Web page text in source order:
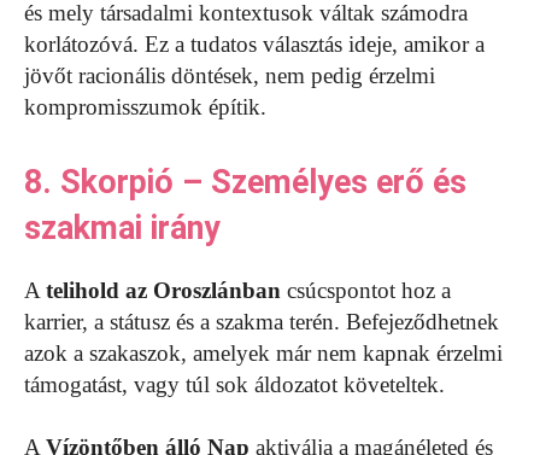
és mely társadalmi kontextusok váltak számodra
korlátozóvá. Ez a tudatos választás ideje, amikor a
jövőt racionális döntések, nem pedig érzelmi
kompromisszumok építik.
8. Skorpió – Személyes erő és
szakmai irány
A telihold az Oroszlánban csúcspontot hoz a
karrier, a státusz és a szakma terén. Befejeződhetnek
azok a szakaszok, amelyek már nem kapnak érzelmi
támogatást, vagy túl sok áldozatot követeltek.
A Vízöntőben álló Nap aktiválja a magánéleted és